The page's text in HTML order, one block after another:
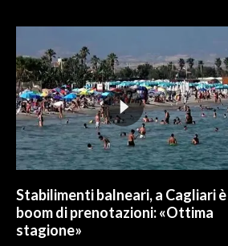
ABBONATI
ANNUNCI
NECROLOGI
PUBBLICITÀ
SPIAGGE
Stabilimenti balneari, a Cagliari è
boom di prenotazioni: «Ottima
stagione»